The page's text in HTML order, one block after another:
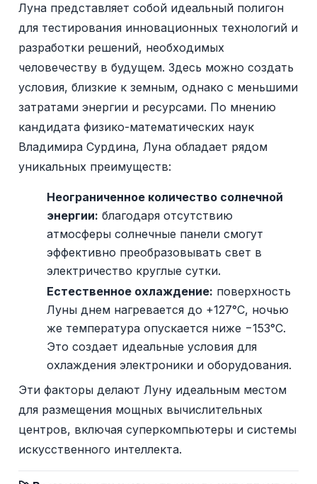
Луна представляет собой идеальный полигон
для тестирования инновационных технологий и
разработки решений, необходимых
человечеству в будущем. Здесь можно создать
условия, близкие к земным, однако с меньшими
затратами энергии и ресурсами. По мнению
кандидата физико-математических наук
Владимира Сурдина, Луна обладает рядом
уникальных преимуществ:
Неограниченное количество солнечной
энергии: благодаря отсутствию
атмосферы солнечные панели смогут
эффективно преобразовывать свет в
электричество круглые сутки.
Естественное охлаждение: поверхность
Луны днем нагревается до +127°C, ночью
же температура опускается ниже −153°C.
Это создает идеальные условия для
охлаждения электроники и оборудования.
Эти факторы делают Луну идеальным местом
для размещения мощных вычислительных
центров, включая суперкомпьютеры и системы
искусственного интеллекта.